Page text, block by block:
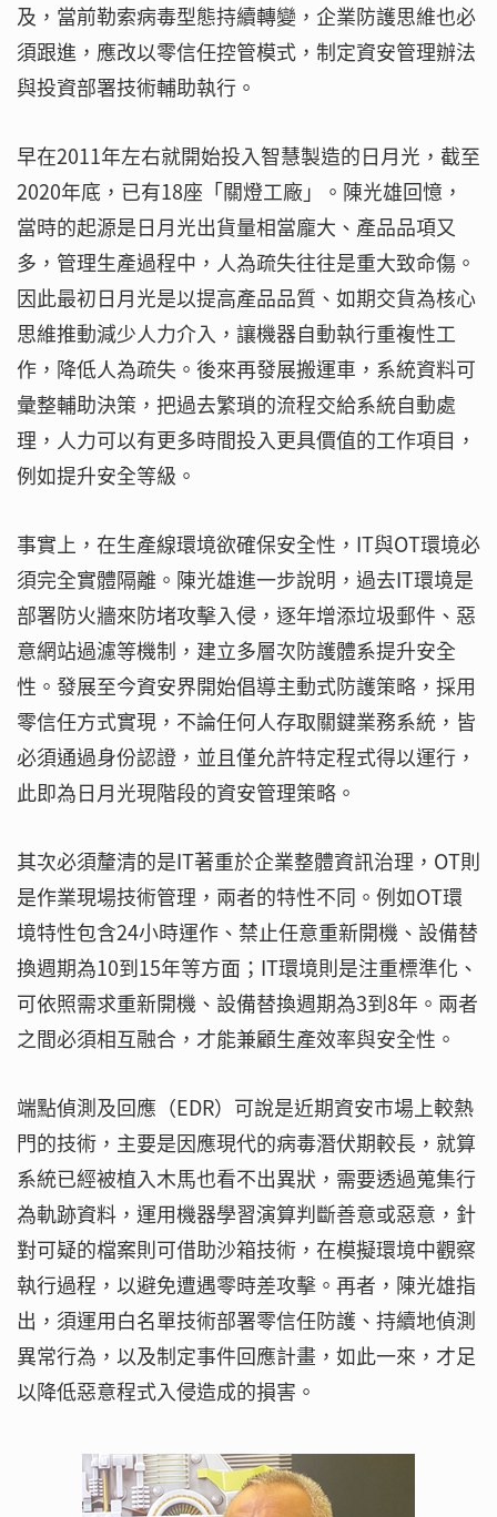
及，當前勒索病毒型態持續轉變，企業防護思維也必
須跟進，應改以零信任控管模式，制定資安管理辦法
與投資部署技術輔助執行。
早在2011年左右就開始投入智慧製造的日月光，截至
2020年底，已有18座「關燈工廠」。陳光雄回憶，
當時的起源是日月光出貨量相當龐大、產品品項又
多，管理生產過程中，人為疏失往往是重大致命傷。
因此最初日月光是以提高產品品質、如期交貨為核心
思維推動減少人力介入，讓機器自動執行重複性工
作，降低人為疏失。後來再發展搬運車，系統資料可
彙整輔助決策，把過去繁瑣的流程交給系統自動處
理，人力可以有更多時間投入更具價值的工作項目，
例如提升安全等級。
事實上，在生產線環境欲確保安全性，IT與OT環境必
須完全實體隔離。陳光雄進一步說明，過去IT環境是
部署防火牆來防堵攻擊入侵，逐年增添垃圾郵件、惡
意網站過濾等機制，建立多層次防護體系提升安全
性。發展至今資安界開始倡導主動式防護策略，採用
零信任方式實現，不論任何人存取關鍵業務系統，皆
必須通過身份認證，並且僅允許特定程式得以運行，
此即為日月光現階段的資安管理策略。
其次必須釐清的是IT著重於企業整體資訊治理，OT則
是作業現場技術管理，兩者的特性不同。例如OT環
境特性包含24小時運作、禁止任意重新開機、設備替
換週期為10到15年等方面；IT環境則是注重標準化、
可依照需求重新開機、設備替換週期為3到8年。兩者
之間必須相互融合，才能兼顧生產效率與安全性。
端點偵測及回應（EDR）可說是近期資安市場上較熱
門的技術，主要是因應現代的病毒潛伏期較長，就算
系統已經被植入木馬也看不出異狀，需要透過蒐集行
為軌跡資料，運用機器學習演算判斷善意或惡意，針
對可疑的檔案則可借助沙箱技術，在模擬環境中觀察
執行過程，以避免遭遇零時差攻擊。再者，陳光雄指
出，須運用白名單技術部署零信任防護、持續地偵測
異常行為，以及制定事件回應計畫，如此一來，才足
以降低惡意程式入侵造成的損害。